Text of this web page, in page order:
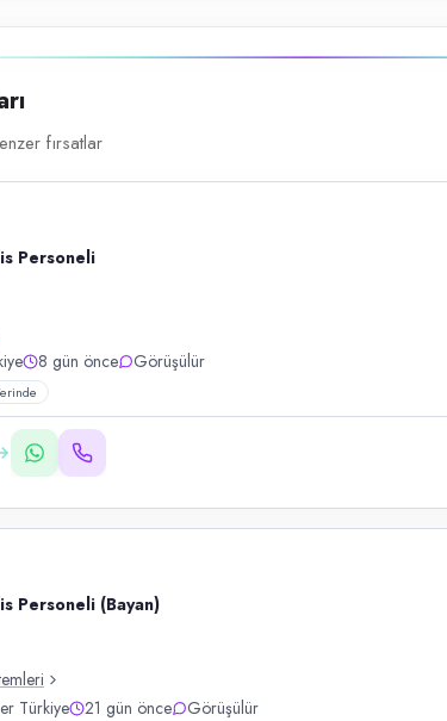
fırsatlar
Personeli
8 gün önce Görüşülür
Personeli (Bayan)
Türkiye
21 gün önce Görüşülür